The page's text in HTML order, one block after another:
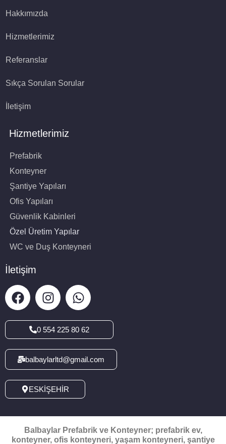
Hakkımızda
Hizmetlerimiz
Referanslar
Sıkça Sorulan Sorular
İletişim
Hizmetlerimiz
Prefabrik
Konteyner
Şantiye Yapıları
Ofis Yapıları
Güvenlik Kabinleri
Özel Üretim Yapılar
WC ve Duş Konteyneri
İletişim
0 554 225 80 62
balbaylarltd@gmail.com
ESKİŞEHİR
Balbaylar Prefabrik ve Konteyner; prefabrik ev,
konteyner, ofis konteyneri, yaşam konteyneri, şantiye